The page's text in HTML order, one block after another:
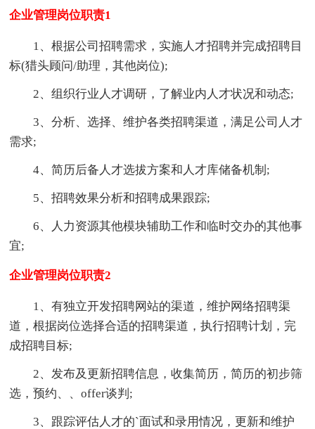
企业管理岗位职责1
1、根据公司招聘需求，实施人才招聘并完成招聘目
标(猎头顾问/助理，其他岗位);
2、组织行业人才调研，了解业内人才状况和动态;
3、分析、选择、维护各类招聘渠道，满足公司人才
需求;
4、简历后备人才选拔方案和人才库储备机制;
5、招聘效果分析和招聘成果跟踪;
6、人力资源其他模块辅助工作和临时交办的其他事
宜;
企业管理岗位职责2
1、有独立开发招聘网站的渠道，维护网络招聘渠
道，根据岗位选择合适的招聘渠道，执行招聘计划，完
成招聘目标;
2、发布及更新招聘信息，收集简历，简历的初步筛
选，预约、、offer谈判;
3、跟踪评估人才的`面试和录用情况，更新和维护